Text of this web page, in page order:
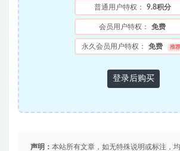
普通用户特权： 9.8积分
会员用户特权： 免费
永久会员用户特权： 免费 推荐
登录后购买
声明： 本站所有文章，如无特殊说明或标注，